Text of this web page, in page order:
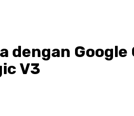
dengan
V3